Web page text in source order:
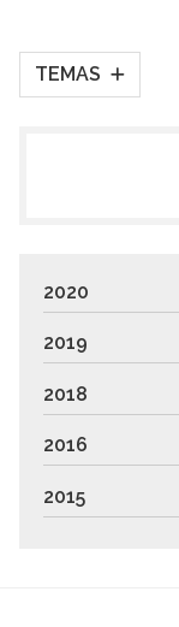
TEMAS
2020
2019
2018
2016
2015